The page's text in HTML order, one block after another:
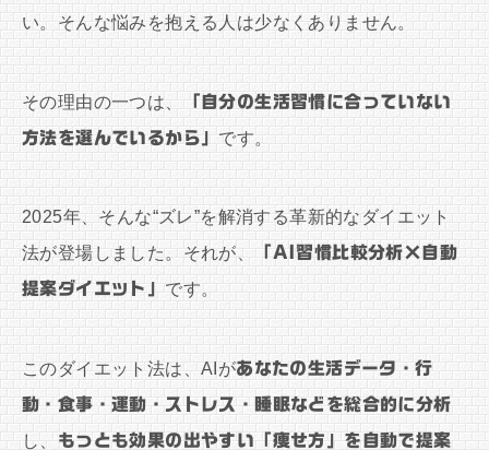
い。そんな悩みを抱える人は少なくありません。
その理由の一つは、 「自分の生活習慣に合っていない
方法を選んでいるから」です。
2025年、そんな“ズレ”を解消する革新的なダイエット
法が登場しました。それが、
「AI習慣比較分析×自動
提案ダイエット」 です。
このダイエット法は、AIがあなたの生活データ・行
動・食事・運動・ストレス・睡眠などを総合的に分析
し、 もっとも効果の出やすい「痩せ方」を自動で提案